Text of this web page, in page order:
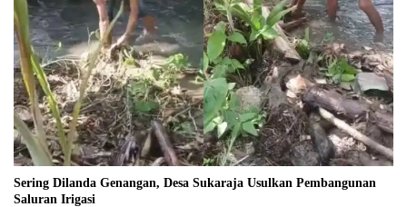
Sering Dilanda Genangan, Desa Sukaraja Usulkan Pembangunan
Saluran Irigasi